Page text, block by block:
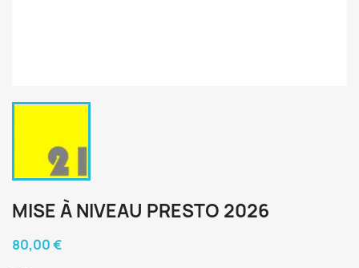
MISE À NIVEAU PRESTO 2026
80,00 €